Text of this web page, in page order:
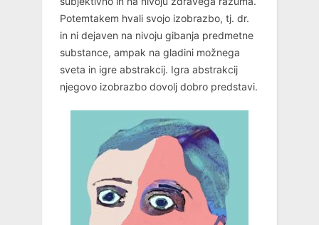
Potemtakem hvali svojo izobrazbo, tj. dr.
in ni dejaven na nivoju gibanja predmetne
substance, ampak na gladini možnega
sveta in igre abstrakcij. Igra abstrakcij
njegovo izobrazbo dovolj dobro predstavi.